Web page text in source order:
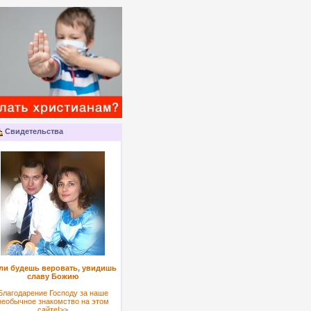
Свидетельства
будешь веровать, увидишь
славу Божию
Господу за наше
знакомство на этом